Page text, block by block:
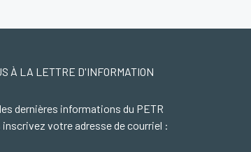
À LA LETTRE D'INFORMATION
dernières informations du PETR
inscrivez votre adresse de courriel :